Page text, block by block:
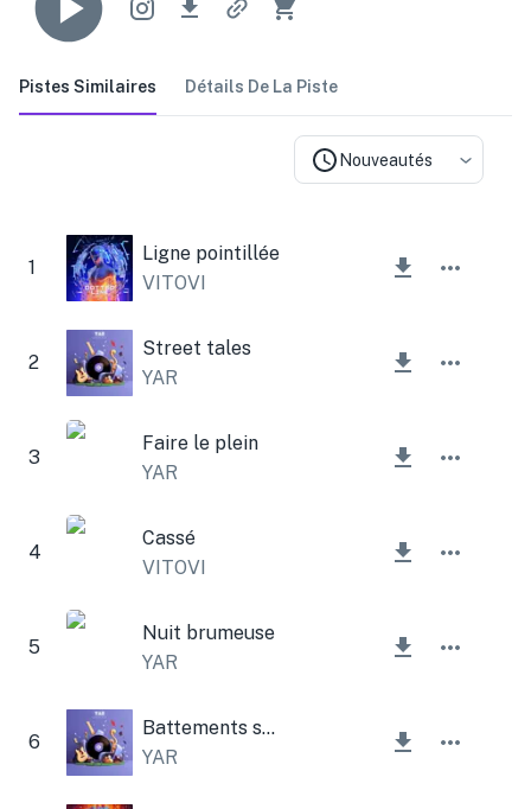
Pistes Similaires Détails De La Piste
Nouveautés
1
Ligne pointillée
VITOVI
2
Street tales
YAR
3
Faire le plein
YAR
4
Cassé
VITOVI
5
Nuit brumeuse
YAR
6
Battements sombres
YAR